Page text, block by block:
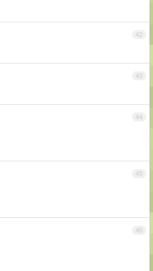
42
43
44
45
46